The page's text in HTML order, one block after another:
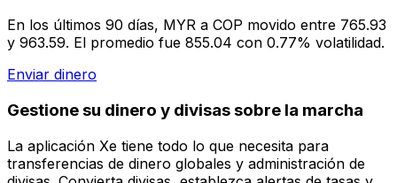
En los últimos 90 días, MYR a COP movido entre 765.93
y 963.59. El promedio fue 855.04 con 0.77% volatilidad.
Enviar dinero
Gestione su dinero y divisas sobre la marcha
La aplicación Xe tiene todo lo que necesita para
transferencias de dinero globales y administración de